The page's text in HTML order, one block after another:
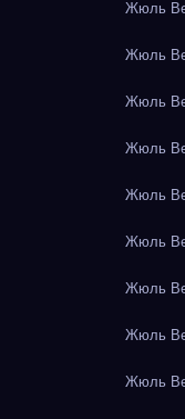
Жюль
Жюль
Жюль
Жюль
Жюль
Жюль
Жюль
Жюль
Жюль